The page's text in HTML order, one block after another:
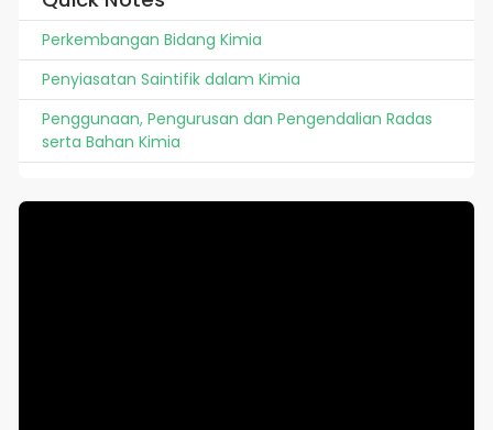
Perkembangan Bidang Kimia
Penyiasatan Saintifik dalam Kimia
Penggunaan, Pengurusan dan Pengendalian Radas
serta Bahan Kimia